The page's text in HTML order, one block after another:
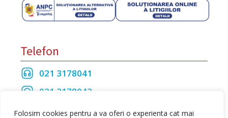
Folosim cookies pentru a va oferi o experienta cat mai
Telefon
021 3178041
021 3178042
021 3175208